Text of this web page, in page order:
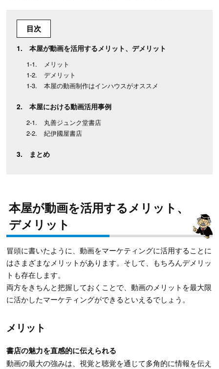
目次
本屋が動画を活用するメリット、デメリット
メリット
デメリット
本屋の動画制作はインハウスがオススメ
本屋における動画活用事例
丸善ジュンク堂書店
紀伊國屋書店
まとめ
本屋が動画を活用するメリット、
デメリット
冒頭に書いたように、動画をマーケティングに活用することに
はさまざまなメリットがあります。そして、もちろんデメリッ
トも存在します。
両方をきちんと把握しておくことで、動画のメリットを最大限
に活かしたマーケティングができるといえるでしょう。
メリット
書店の魅力を直感的に伝えられる
動画の最大の強みは、視覚と聴覚を通じて多角的に情報を伝え